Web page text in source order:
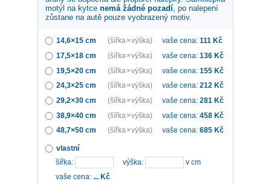
motýl na kytce nemá žádné pozadí, po nalepení
zůstane na autě pouze vyobrazený motiv.
14,6×15 cm (šířka × výška) vaše cena: 111 Kč
17,5×18 cm
(šířka × výška) vaše cena: 136 Kč
19,5×20 cm
(šířka × výška) vaše cena: 155 Kč
24,3×25 cm
(šířka × výška) vaše cena: 212 Kč
29,2×30 cm
(šířka × výška) vaše cena: 281 Kč
38,9×40 cm
(šířka × výška) vaše cena: 458 Kč
48,7×50 cm
(šířka × výška) vaše cena: 685 Kč
vlastní
šířka:
výška:
v cm
vaše cena: ... Kč